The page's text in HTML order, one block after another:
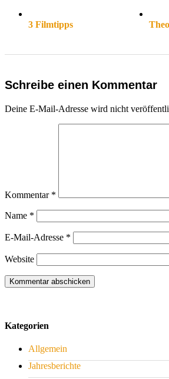
3 Filmtipps
Schreibe einen Kommentar
Deine E-Mail-Adresse wird nicht
Kommentar *
Name *
E-Mail-Adresse *
Website
Kategorien
Allgemein
Jahresberichte